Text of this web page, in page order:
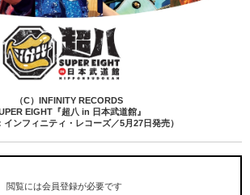
（C）INFINITY RECORDS
EIGHT『超八 in 日本武道館』
インフィニティ・レコーズ／5月27日発売）
閲覧には会員登録が必要です